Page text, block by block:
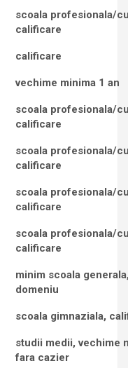
scoala profesionala/
calificare
calificare
vechime minima 1 an
scoala profesionala/
calificare
scoala profesionala/
calificare
scoala profesionala/
calificare
scoala profesionala/
calificare
minim scoala
domeniu
scoala gimnaziala,
studii medii, vechime
fara cazier